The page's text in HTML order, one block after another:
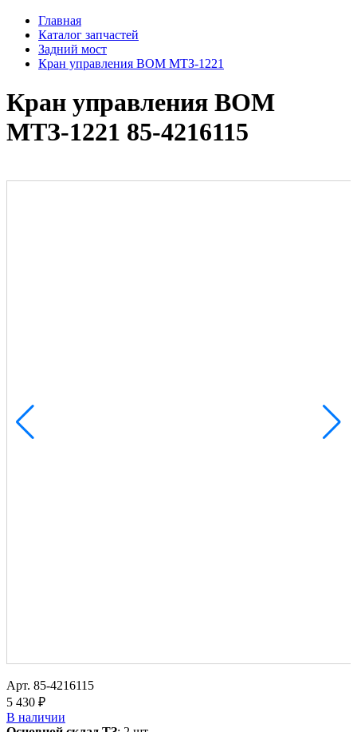
Главная
Каталог запчастей
Задний мост
Кран управления ВОМ МТЗ-1221
Кран управления ВОМ
МТЗ-1221 85-4216115
Арт. 85-4216115
5 430 ₽
В наличии